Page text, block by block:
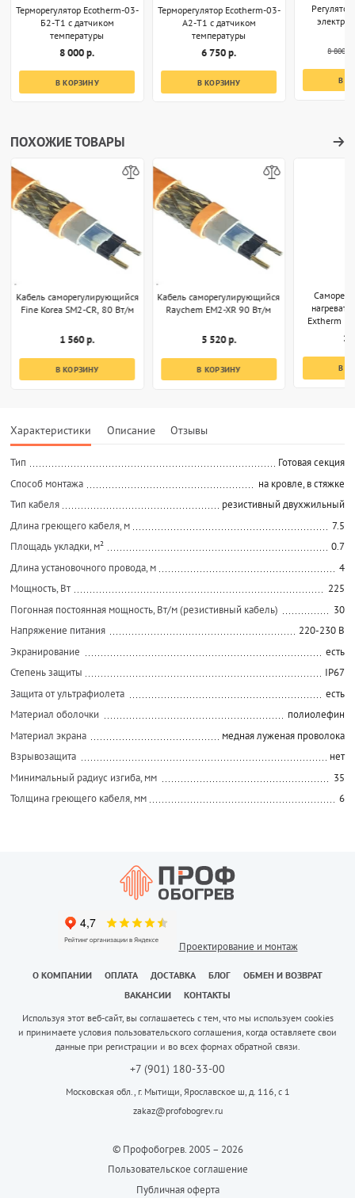
Терморегулятор Ecotherm-03-
Б2-T1 с датчиком
температуры
8 000 р.
В КОРЗИНУ
Терморегулятор Ecotherm-03-
А2-T1 с датчиком
температуры
6 750 р.
В КОРЗИНУ
8 800 р.
В
ПОХОЖИЕ ТОВАРЫ
Кабель саморегулирующийся
Fine Korea SM2-CR, 80 Вт/м
1 560 р.
В КОРЗИНУ
Кабель саморегулирующийся
Raychem EM2-XR 90 Вт/м
5 520 р.
В КОРЗИНУ
Extherm
1
В
Характеристики Описание Отзывы
Тип
Готовая секция
Способ монтажа
на кровле, в стяжке
Тип кабеля
резистивный двухжильный
Длина греющего кабеля, м
7.5
Площадь укладки, м²
0.7
Длина установочного провода, м
4
Мощность, Вт
225
Погонная постоянная мощность, Вт/м (резистивный кабель)
30
Напряжение питания
220-230 В
Экранирование
есть
Степень защиты
IP67
Защита от ультрафиолета
есть
Материал оболочки
полиолефин
Материал экрана
медная луженая проволока
Взрывозащита
нет
Минимальный радиус изгиба, мм
35
Толщина греющего кабеля, мм
6
Проектирование и монтаж
О КОМПАНИИ ОПЛАТА ДОСТАВКА БЛОГ
ОБМЕН И ВОЗВРАТ
ВАКАНСИИ
КОНТАКТЫ
Используя этот веб-сайт, вы соглашаетесь с тем, что мы используем cookies
и принимаете условия пользовательского соглашения, когда оставляете свои
данные при регистрации и во всех формах обратной связи.
+7 (901) 180-33-00
Московская обл., г. Мытищи, Ярославское ш, д. 116, с 1
zakaz@profobogrev.ru
© Профобогрев. 2005 – 2026
Пользовательское соглашение
Публичная оферта